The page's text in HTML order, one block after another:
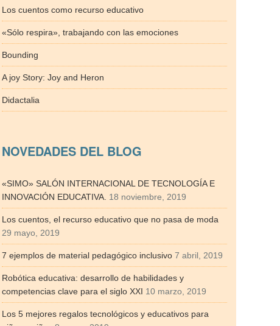
Los cuentos como recurso educativo
«Sólo respira», trabajando con las emociones
Bounding
A joy Story: Joy and Heron
Didactalia
NOVEDADES DEL BLOG
«SIMO» SALÓN INTERNACIONAL DE TECNOLOGÍA E
INNOVACIÓN EDUCATIVA. 18 noviembre, 2019
Los cuentos, el recurso educativo que no pasa de moda
29 mayo, 2019
7 ejemplos de material pedagógico inclusivo 7 abril, 2019
Robótica educativa: desarrollo de habilidades y
competencias clave para el siglo XXI 10 marzo, 2019
Los 5 mejores regalos tecnológicos y educativos para